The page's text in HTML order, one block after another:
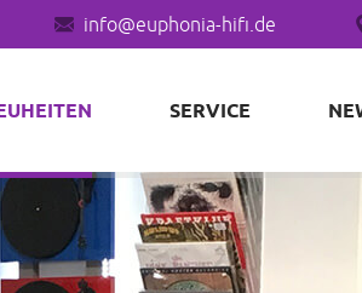
info@euphonia-hifi.de
SERVICE